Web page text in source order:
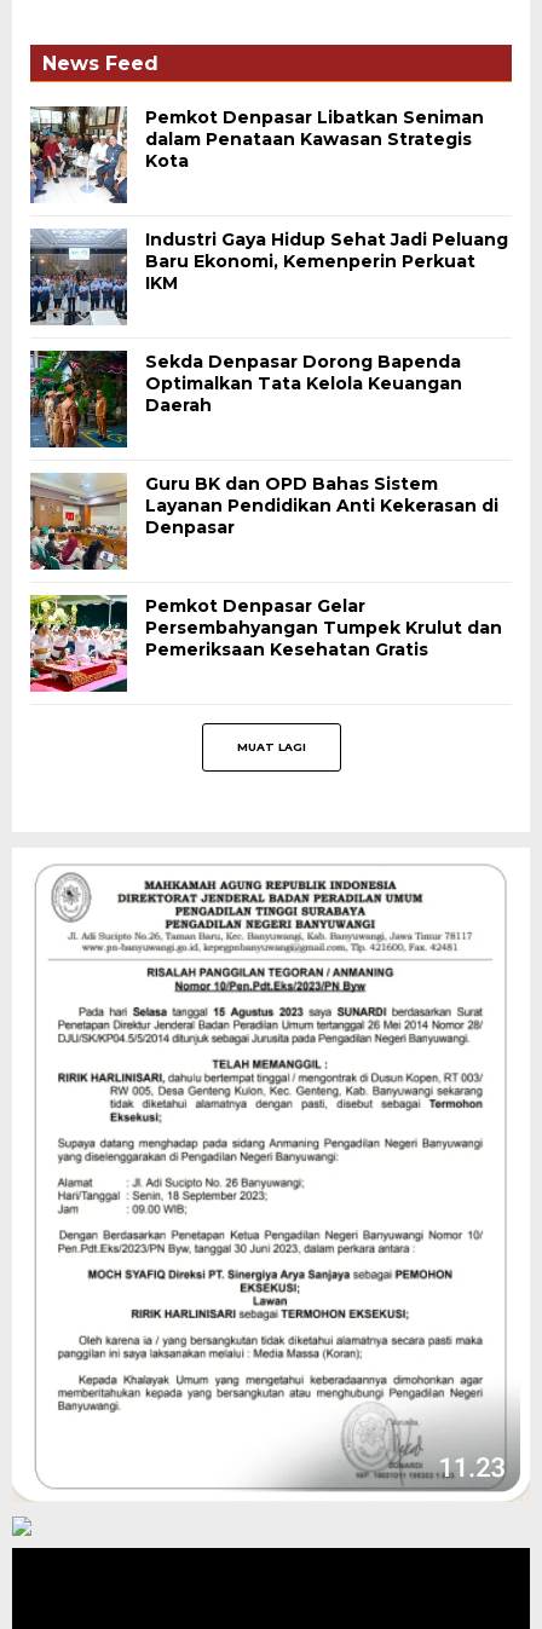
News Feed
Pemkot Denpasar Libatkan Seniman
dalam Penataan Kawasan Strategis
Kota
Industri Gaya Hidup Sehat Jadi Peluang
Baru Ekonomi, Kemenperin Perkuat
IKM
Sekda Denpasar Dorong Bapenda
Optimalkan Tata Kelola Keuangan
Daerah
Guru BK dan OPD Bahas Sistem
Layanan Pendidikan Anti Kekerasan di
Denpasar
Pemkot Denpasar Gelar
Persembahyangan Tumpek Krulut dan
Pemeriksaan Kesehatan Gratis